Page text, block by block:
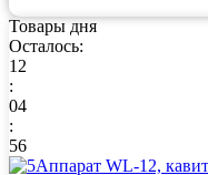
Товары дня
Осталось:
12
:
04
:
56